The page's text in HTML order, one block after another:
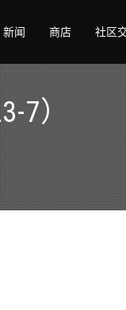
新闻 商店 社区
7）